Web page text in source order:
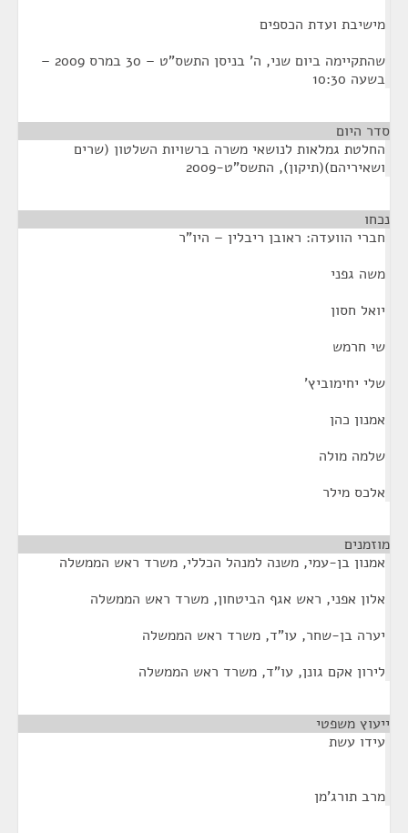
מישיבת ועדת הכספים
שהתקיימה ביום שני, ה' בניסן התשס"ט – 30 במרס 2009 –
בשעה 10:30
סדר היום
החלטת גמלאות לנושאי משרה ברשויות השלטון (שרים
ושאיריהם)(תיקון), התשס"ט-2009
נכחו
חברי הוועדה: ראובן ריבלין – היו"ר
משה גפני
יואל חסון
שי חרמש
שלי יחימוביץ'
אמנון כהן
שלמה מולה
אלכס מילר
מוזמנים
אמנון בן-עמי, משנה למנהל הכללי, משרד ראש הממשלה
אלון אפני, ראש אגף הביטחון, משרד ראש הממשלה
יערה בן-שחר, עו"ד, משרד ראש הממשלה
לירון אקם גונן, עו"ד, משרד ראש הממשלה
ייעוץ משפטי
עידו עשת
מרב תורג'מן